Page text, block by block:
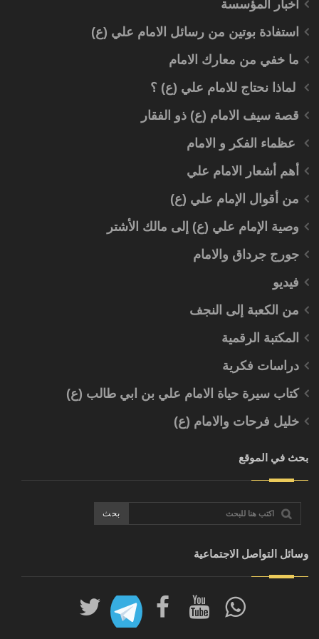
اخبار المؤسسة
استفادة بوتين من رسائل الامام علي (ع)
ما خفي من معارك الامام
لماذا نحتاج للامام علي (ع) ؟
قصة سيف الامام (ع) ذو الفقار
عظماء الفكر و الامام
أهم أشعار الامام علي
من أقوال الإمام علي (ع)
وصية الإمام علي (ع) إلى مالك الأشتر
جورج جرداق والامام
فيديو
من الكعبة إلى النجف
المكتبة الرقمية
دراسات فكرية
كتاب سيرة حياة الامام علي بن ابي طالب (ع)
خليل فرحات والامام (ع)
بحث في الموقع
وسائل التواصل الاجتماعية